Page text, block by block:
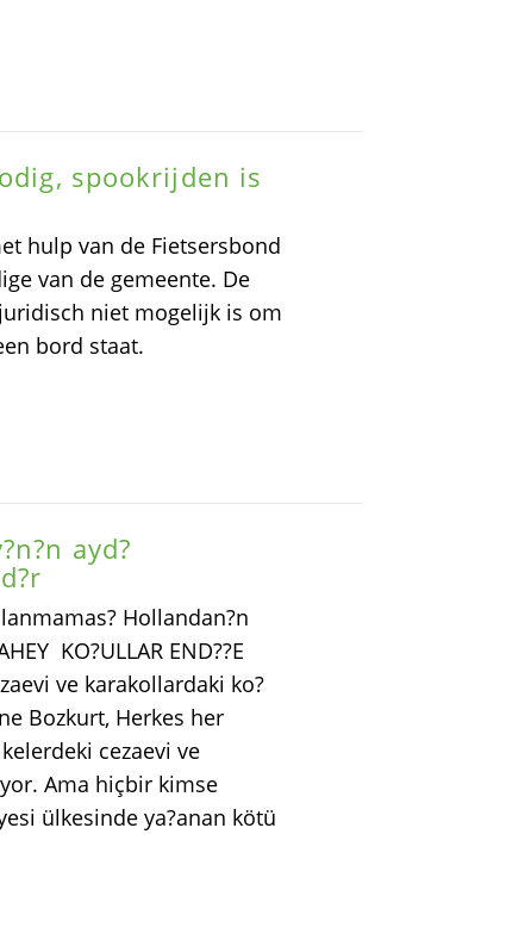
spookrijden is
hulp van de Fietsersbond
van de gemeente. De
niet mogelijk is om
bord staat.
ayd?
Hollandan?n
KO?ULLAR END??E
ve karakollardaki ko?
Bozkurt, Herkes her
cezaevi ve
Ama hiçbir kimse
ülkesinde ya?anan kötü